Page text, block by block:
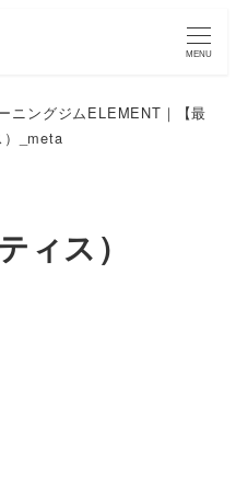
MENU
ニングジムELEMENT｜【最
_meta
ィス）